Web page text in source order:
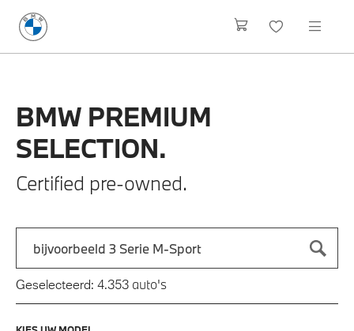
BMW PREMIUM
SELECTION.
Certified pre-owned.
Zoek naar een automodel, bijvoorbeeld 3 Serie M-Sport
Typ een automodel in en druk op enter om te zoeken
Geselecteerd: 4.353 auto's